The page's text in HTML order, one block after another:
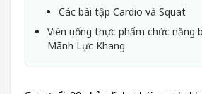
Các bài tập Cardio và Squat
Viên uống thực phẩm chức năng
Mãnh Lực Khang